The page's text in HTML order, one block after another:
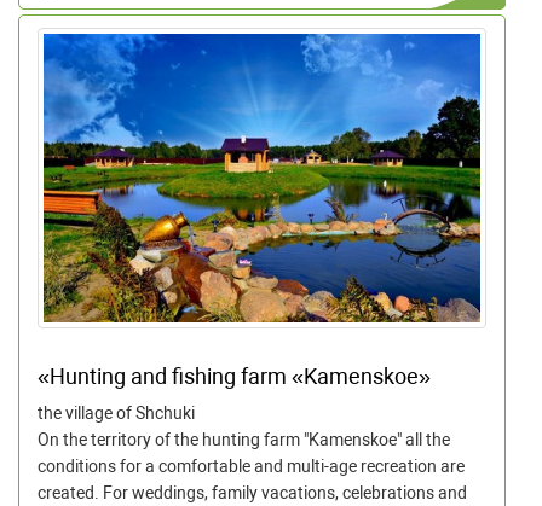
«Hunting and fishing farm «Kamenskoe»
the village of Shchuki
On the territory of the hunting farm "Kamenskoe" all the
conditions for a comfortable and multi-age recreation are
created. For weddings, family vacations, celebrations and